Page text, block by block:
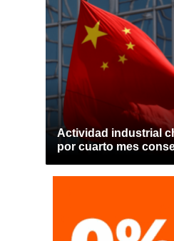
Actividad industrial
por cuarto mes